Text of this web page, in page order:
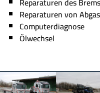
Reparaturen von
Computerdiagnose
Ölwechsel